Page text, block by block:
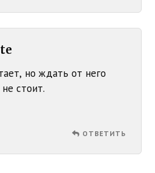
но ждать от него
стоит.
ОТВЕТИТЬ